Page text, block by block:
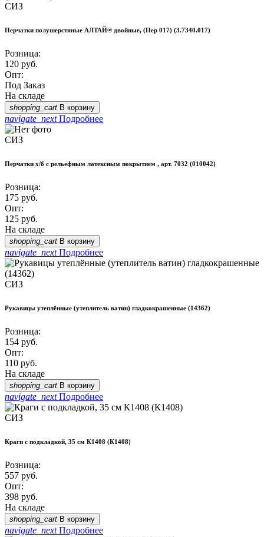
СИЗ
Перчатки полушерстяные АЛТАЙ® двойные, (Пер 017) (3.7340.017)
Розница:
120 руб.
Опт:
Под Заказ
На складе
shopping_cart В корзину
navigate_nextПодробнее
СИЗ
Перчатки х/б с рельефным латексным покрытием , арт. 7032 (010042)
Розница:
175 руб.
Опт:
125 руб.
На складе
shopping_cart В корзину
navigate_nextПодробнее
СИЗ
Рукавицы утеплённые (утеплитель ватин) гладкокрашенные (14362)
Розница:
154 руб.
Опт:
110 руб.
На складе
shopping_cart В корзину
navigate_nextПодробнее
СИЗ
Краги с подкладкой, 35 см К1408 (К1408)
Розница:
557 руб.
Опт:
398 руб.
На складе
shopping_cart В корзину
navigate_nextПодробнее